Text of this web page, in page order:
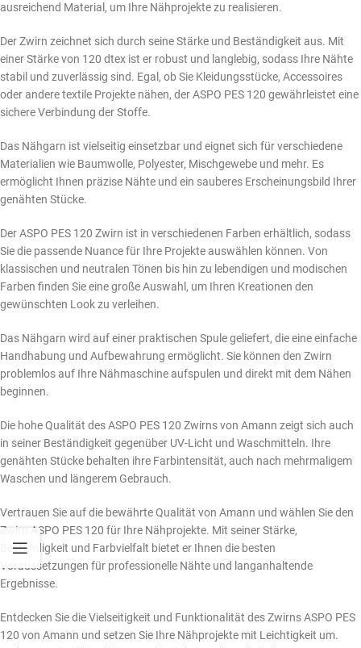
ausreichend Material, um Ihre Nähprojekte zu realisieren.
Der Zwirn zeichnet sich durch seine Stärke und Beständigkeit aus. Mit
einer Stärke von 120 dtex ist er robust und langlebig, sodass Ihre Nähte
stabil und zuverlässig sind. Egal, ob Sie Kleidungsstücke, Accessoires
oder andere textile Projekte nähen, der ASPO PES 120 gewährleistet eine
sichere Verbindung der Stoffe.
Das Nähgarn ist vielseitig einsetzbar und eignet sich für verschiedene
Materialien wie Baumwolle, Polyester, Mischgewebe und mehr. Es
ermöglicht Ihnen präzise Nähte und ein sauberes Erscheinungsbild Ihrer
genähten Stücke.
Der ASPO PES 120 Zwirn ist in verschiedenen Farben erhältlich, sodass
Sie die passende Nuance für Ihre Projekte auswählen können. Von
klassischen und neutralen Tönen bis hin zu lebendigen und modischen
Farben finden Sie eine große Auswahl, um Ihren Kreationen den
gewünschten Look zu verleihen.
Das Nähgarn wird auf einer praktischen Spule geliefert, die eine einfache
Handhabung und Aufbewahrung ermöglicht. Sie können den Zwirn
problemlos auf Ihre Nähmaschine aufspulen und direkt mit dem Nähen
beginnen.
Die hohe Qualität des ASPO PES 120 Zwirns von Amann zeigt sich auch
in seiner Beständigkeit gegenüber UV-Licht und Waschmitteln. Ihre
genähten Stücke behalten ihre Farbintensität, auch nach mehrmaligem
Waschen und längerem Gebrauch.
Vertrauen Sie auf die bewährte Qualität von Amann und wählen Sie den
Zwirn ASPO PES 120 für Ihre Nähprojekte. Mit seiner Stärke,
Beständigkeit und Farbvielfalt bietet er Ihnen die besten
Voraussetzungen für professionelle Nähte und langanhaltende
Ergebnisse.
Entdecken Sie die Vielseitigkeit und Funktionalität des Zwirns ASPO PES
120 von Amann und setzen Sie Ihre Nähprojekte mit Leichtigkeit um.